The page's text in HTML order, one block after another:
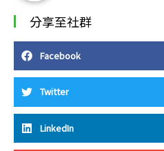
分享至社群
Facebook
Twitter
LinkedIn